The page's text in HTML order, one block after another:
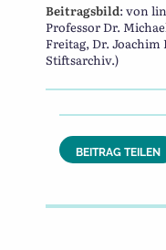
Beitragsbild: von
Professor Dr.
Freitag, Dr.
Stiftsarchiv.)
BEITRAG TEILEN